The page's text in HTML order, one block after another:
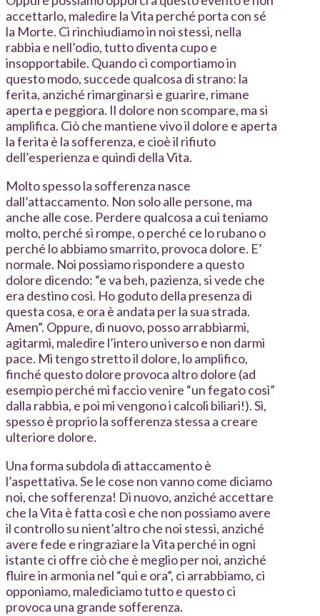
accettarlo, maledire la Vita perché porta con sé
la Morte. Ci rinchiudiamo in noi stessi, nella
rabbia e nell’odio, tutto diventa cupo e
insopportabile. Quando ci comportiamo in
questo modo, succede qualcosa di strano: la
ferita, anziché rimarginarsi e guarire, rimane
aperta e peggiora. Il dolore non scompare, ma si
amplifica. Ciò che mantiene vivo il dolore e aperta
la ferita è la sofferenza, e cioè il rifiuto
dell’esperienza e quindi della Vita.
Molto spesso la sofferenza nasce
dall’attaccamento. Non solo alle persone, ma
anche alle cose. Perdere qualcosa a cui teniamo
molto, perché si rompe, o perché ce lo rubano o
perché lo abbiamo smarrito, provoca dolore. E’
normale. Noi possiamo rispondere a questo
dolore dicendo: “e va beh, pazienza, si vede che
era destino così. Ho goduto della presenza di
questa cosa, e ora è andata per la sua strada.
Amen”. Oppure, di nuovo, posso arrabbiarmi,
agitarmi, maledire l’intero universo e non darmi
pace. Mi tengo stretto il dolore, lo amplifico,
finché questo dolore provoca altro dolore (ad
esempio perché mi faccio venire “un fegato così”
dalla rabbia, e poi mi vengono i calcoli biliari!). Sì,
spesso è proprio la sofferenza stessa a creare
ulteriore dolore.
Una forma subdola di attaccamento è
l’aspettativa. Se le cose non vanno come diciamo
noi, che sofferenza! Di nuovo, anziché accettare
che la Vita è fatta così e che non possiamo avere
il controllo su nient’altro che noi stessi, anziché
avere fede e ringraziare la Vita perché in ogni
istante ci offre ciò che è meglio per noi, anziché
fluire in armonia nel “qui e ora”, ci arrabbiamo, ci
opponiamo, malediciamo tutto e questo ci
provoca una grande sofferenza.